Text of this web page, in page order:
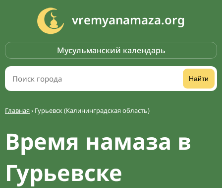
vremyanamaza.org
Мусульманский календарь
Найти
Главная› Гурьевск (Калининградская область)
Время намаза в
Гурьевске